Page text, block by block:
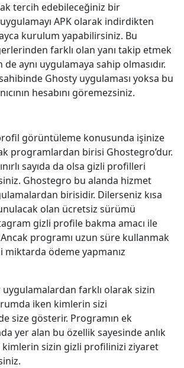
tercih edebileceğiniz bir
APK olarak indirdikten
kurulum yapabilirsiniz. Bu
farklı olan yanı takip etmek
aynı uygulamaya sahip olmasıdır.
Ghosty uygulaması yoksa bu
hesabını göremezsiniz.
görüntüleme konusunda işinize
programlardan birisi Ghostegro’dur.
sayıda da olsa gizli profilleri
Ghostegro bu alanda hizmet
birisidir. Dilerseniz kısa
olan ücretsiz sürümü
gizli profile bakma amacı ile
programı uzun süre kullanmak
miktarda ödeme yapmanız
farklı olarak sizin
iken kimlerin sizi
size gösterir. Programın ek
yer alan bu özellik sayesinde anlık
sizin gizli profilinizi ziyaret